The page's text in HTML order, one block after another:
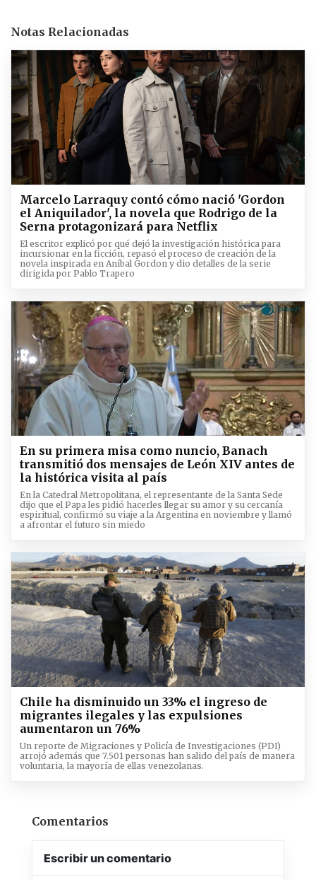
Notas Relacionadas
Marcelo Larraquy contó cómo nació 'Gordon
el Aniquilador', la novela que Rodrigo de la
Serna protagonizará para Netflix
El escritor explicó por qué dejó la investigación histórica para
incursionar en la ficción, repasó el proceso de creación de la
novela inspirada en Aníbal Gordon y dio detalles de la serie
dirigida por Pablo Trapero
En su primera misa como nuncio, Banach
transmitió dos mensajes de León XIV antes de
la histórica visita al país
En la Catedral Metropolitana, el representante de la Santa Sede
dijo que el Papa les pidió hacerles llegar su amor y su cercanía
espiritual, confirmó su viaje a la Argentina en noviembre y llamó
a afrontar el futuro sin miedo
Chile ha disminuido un 33% el ingreso de
migrantes ilegales y las expulsiones
aumentaron un 76%
Un reporte de Migraciones y Policía de Investigaciones (PDI)
arrojó además que 7.501 personas han salido del país de manera
voluntaria, la mayoría de ellas venezolanas.
Comentarios
Escribir un comentario